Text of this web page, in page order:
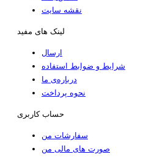
نقشه سایت
لینک های مفید
ارسال
شرایط و ضوابط استفاده
درباره‌ی ما
نحوه پرداخت
حساب کاربری
سفارشات من
صورت های مالی من